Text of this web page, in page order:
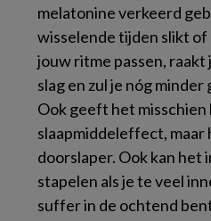
melatonine verkeerd
wisselende tijden slikt
jouw ritme passen, raakt
slag en zul je nóg
Ook geeft het misschien
slaapmiddeleffect, maar
doorslaper. Ook kan het
stapelen als je te veel
suffer in de ochtend